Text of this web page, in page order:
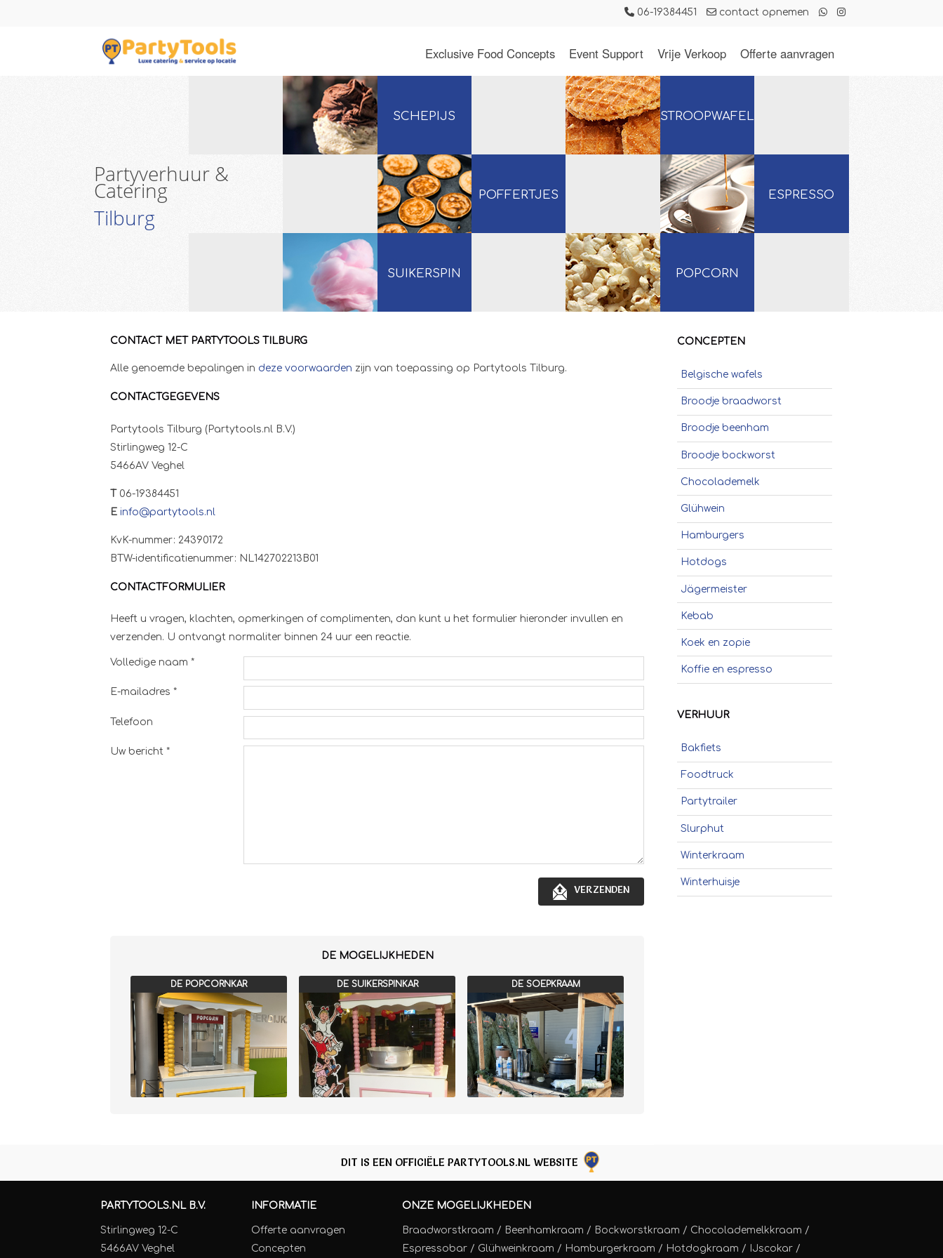
06-19384451 contact opnemen
Exclusive Food Concepts Event Support Vrije Verkoop Offerte aanvragen
SCHEPIJS STROOPWAFELS
Partyverhuur &
Catering
Tilburg
POFFERTJES ESPRESSO
SUIKERSPIN POPCORN
CONTACT MET PARTYTOOLS TILBURG
Alle genoemde bepalingen in deze voorwaarden zijn van toepassing op Partytools Tilburg.
CONTACTGEGEVENS
Partytools Tilburg (Partytools.nl B.V.)
Stirlingweg 12-C
5466AV Veghel
T06-19384451
E info@partytools.nl
KvK-nummer: 24390172
BTW-identificatienummer: NL142702213B01
CONTACTFORMULIER
Heeft u vragen, klachten, opmerkingen of complimenten, dan kunt u het formulier hieronder invullen en
verzenden. U ontvangt normaliter binnen 24 uur een reactie.
Volledige naam *
E-mailadres *
Telefoon
Uw bericht *
VERZENDEN
DE MOGELIJKHEDEN
DE POPCORNKAR DE SUIKERSPINKAR DE SOEPKRAAM
CONCEPTEN
Belgische wafels
Broodje braadworst
Broodje beenham
Broodje bockworst
Chocolademelk
Glühwein
Hamburgers
Hotdogs
Jägermeister
Kebab
Koek en zopie
Koffie en espresso
Schepijs
Sinaasappelpers
Slush
Smoothies
Soep
Stroopwafels
VERHUUR
Bakfiets
Foodtruck
Partytrailer
Slurphut
Winterkraam
Winterhuisje
DIT IS EEN OFFICIËLE PARTYTOOLS.NL WEBSITE
PARTYTOOLS.NL B.V.
Stirlingweg 12-C
5466AV Veghel
INFORMATIE
Offerte aanvragen
Concepten
ONZE MOGELIJKHEDEN
Braadworstkraam / Beenhamkraam / Bockworstkraam / Chocolademelkkraam /
Espressobar / Glühweinkraam / Hamburgerkraam / Hotdogkraam / IJscokar /